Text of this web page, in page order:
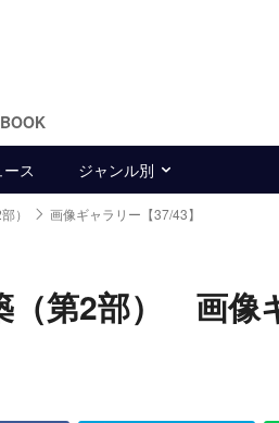
BOOK
ス ジャンル別
） 画像ギャラリー【37/43】
（第2部） 画像